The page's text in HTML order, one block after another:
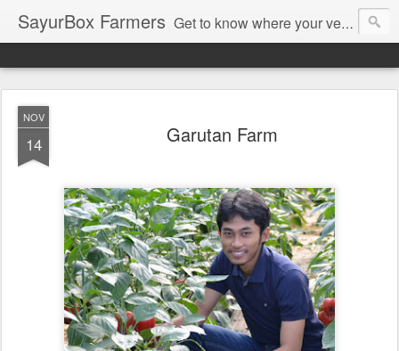
SayurBox Farmers Get to know where your vegetables come from when you order on www.sayurbox.com
NOV
14 Garutan Farm